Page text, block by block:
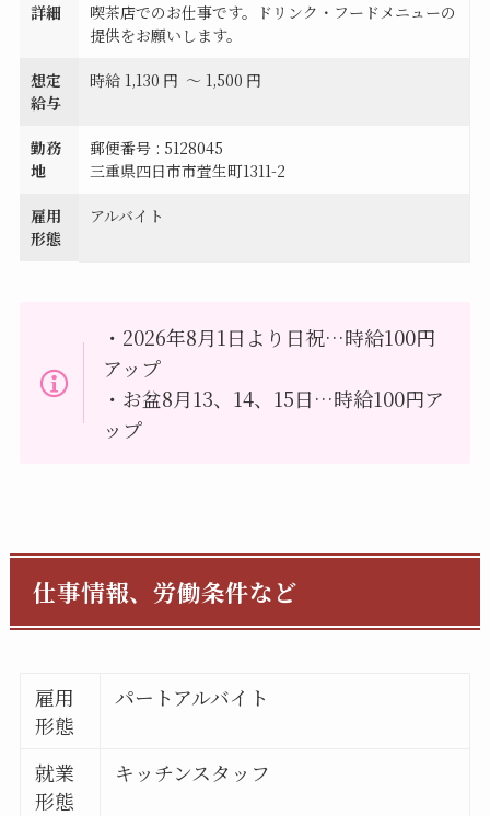
詳細
喫茶店でのお仕事です。ドリンク・フードメニューの
提供をお願いします。
想定
給与
時給 1,130 円 〜 1,500 円
勤務
地
郵便番号 : 5128045
三重県四日市市萓生町1311-2
雇用
形態
アルバイト
・2026年8月1日より日祝…時給100円
アップ
・お盆8月13、14、15日…時給100円ア
ップ
仕事情報、労働条件など
雇用
形態
パートアルバイト
就業
形態
キッチンスタッフ